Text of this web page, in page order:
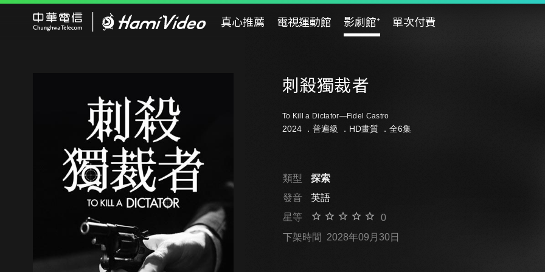
真心推薦 電視運動館 影劇館⁺ 單次付費
刺殺獨裁者
To Kill a Dictator—Fidel Castro
2024 ． 普遍級 ．HD畫質 ．全6集
類型
探索
發音
英語
星等
0
下架時間 2028年09月30日